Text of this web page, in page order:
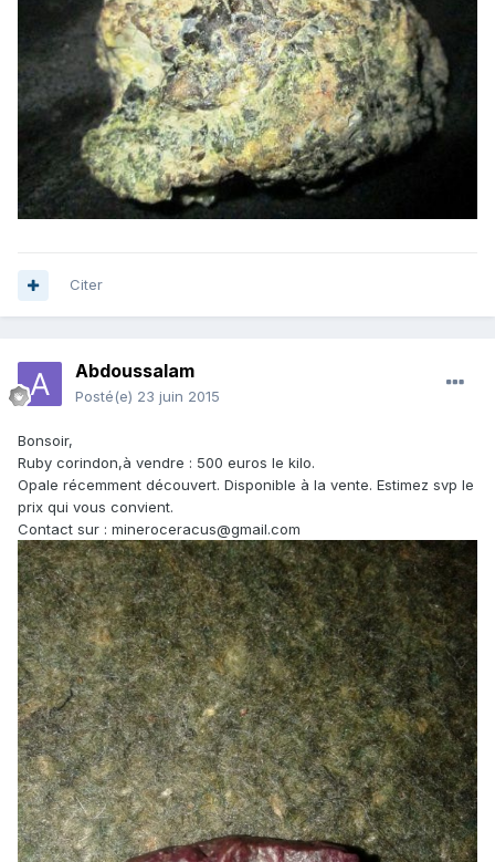
Citer
Abdoussalam
Posté(e) 23 juin 2015
Bonsoir,
Ruby corindon,à vendre : 500 euros le kilo.
Opale récemment découvert. Disponible à la vente. Estimez svp le
prix qui vous convient.
Contact sur : mineroceracus@gmail.com